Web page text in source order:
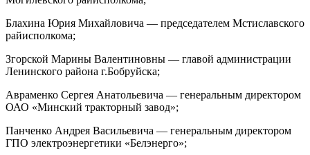
Блахина Юрия Михайловича — председателем Мстиславского
райисполкома;
Згорской Марины Валентиновны — главой администрации
Ленинского района г.Бобруйска;
Авраменко Сергея Анатольевича — генеральным директором
ОАО «Минский тракторный завод»;
Панченко Андрея Васильевича — генеральным директором
ГПО электроэнергетики «Белэнерго»;